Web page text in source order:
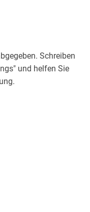
Schreiben
und helfen Sie